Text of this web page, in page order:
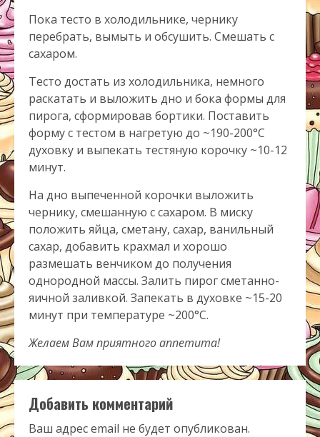
Пока тесто в холодильнике, чернику
перебрать, вымыть и обсушить. Смешать с
сахаром.
Тесто достать из холодильника, немного
раскатать и выложить дно и бока формы для
пирога, сформировав бортики. Поставить
форму с тестом в нагретую до ~190-200°С
духовку и выпекать тестяную корочку ~10-12
минут.
На дно выпеченной корочки выложить
чернику, смешанную с сахаром. В миску
положить яйца, сметану, сахар, ванильный
сахар, добавить крахмал и хорошо
размешать венчиком до получения
однородной массы. Залить пирог сметанно-
яичной заливкой. Запекать в духовке ~15-20
минут при температуре ~200°С.
Желаем Вам приятного аппетита!
Добавить комментарий
Ваш адрес email не будет опубликован.